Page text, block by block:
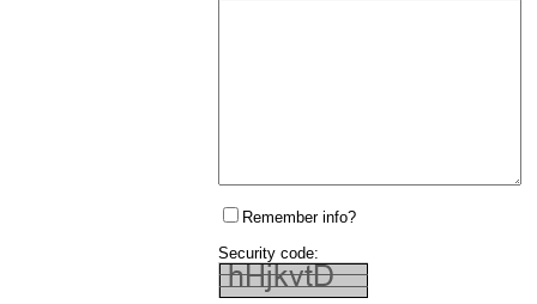
Remember info?
Security code: